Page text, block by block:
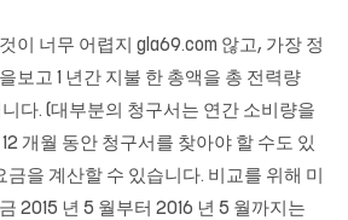
이 너무 어렵지 gla69.com 않고, 가장 정
보고 1 년간 지불 한 총액을 총 전력량
다. (대부분의 청구서는 연간 소비량을
개월 동안 청구서를 찾아야 할 수도 있
을 계산할 수 있습니다. 비교를 위해 미
2015 년 5 월부터 2016 년 5 월까지는